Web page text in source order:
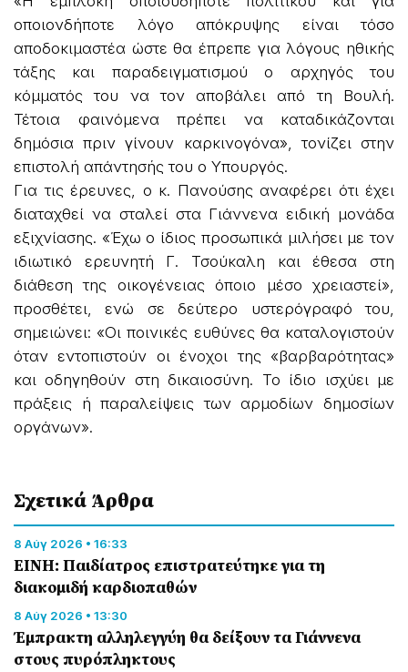
οποιονδήποτε λόγο απόκρυψης είναι τόσο
αποδοκιμαστέα ώστε θα έπρεπε για λόγους ηθικής
τάξης και παραδειγματισμού ο αρχηγός του
κόμματός του να τον αποβάλει από τη Βουλή.
Τέτοια φαινόμενα πρέπει να καταδικάζονται
δημόσια πριν γίνουν καρκινογόνα», τονίζει στην
επιστολή απάντησής του ο Υπουργός.
Για τις έρευνες, ο κ. Πανούσης αναφέρει ότι έχει
διαταχθεί να σταλεί στα Γιάννενα ειδική μονάδα
εξιχνίασης. «Έχω ο ίδιος προσωπικά μιλήσει με τον
ιδιωτικό ερευνητή Γ. Τσούκαλη και έθεσα στη
διάθεση της οικογένειας όποιο μέσο χρειαστεί»,
προσθέτει, ενώ σε δεύτερο υστερόγραφό του,
σημειώνει: «Οι ποινικές ευθύνες θα καταλογιστούν
όταν εντοπιστούν οι ένοχοι της «βαρβαρότητας»
και οδηγηθούν στη δικαιοσύνη. Το ίδιο ισχύει με
πράξεις ή παραλείψεις των αρμοδίων δημοσίων
οργάνων».
Σχετικά Άρθρα
8 Αύγ 2026 • 16:33
ΕΙΝΗ: Παιδίατρος επιστρατεύτηκε για τη
διακομιδή καρδιοπαθών
8 Αύγ 2026 • 13:30
Έμπρακτη αλληλεγγύη θα δείξουν τα Γιάννενα
στους πυρόπληκτους